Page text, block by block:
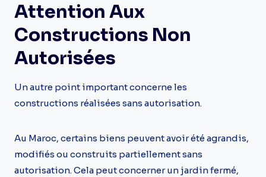
Attention Aux
Constructions Non
Autorisées
Un autre point important concerne les
constructions réalisées sans autorisation.
Au Maroc, certains biens peuvent avoir été agrandis,
modifiés ou construits partiellement sans
autorisation. Cela peut concerner un jardin fermé,